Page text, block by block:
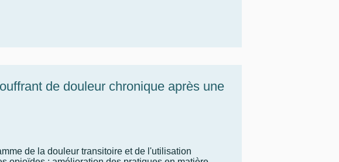
de douleur chronique après une
de la douleur transitoire et de l'utilisation